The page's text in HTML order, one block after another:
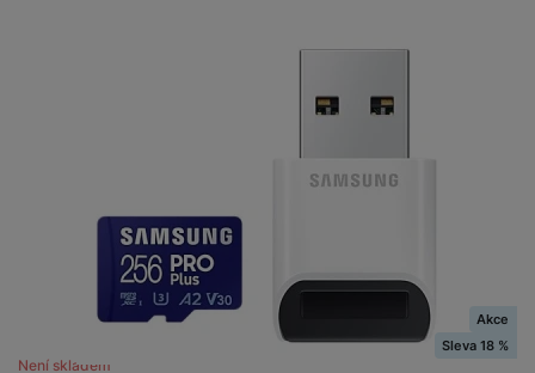
Není skladem
Akce
Sleva 18 %